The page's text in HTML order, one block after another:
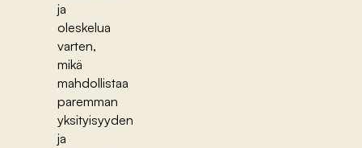
ja
oleskelua
varten,
mikä
mahdollistaa
paremman
yksityisyyden
ja